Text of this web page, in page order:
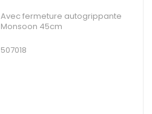
Avec fermeture autogrippante
Monsoon 45cm
507018